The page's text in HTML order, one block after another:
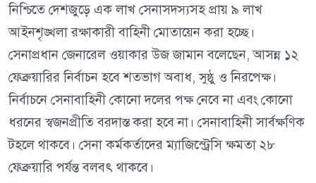
নিশ্চিতে দেশজুড়ে এক লাখ সেনাসদস্যসহ প্রায় ৯ লাখ
আইনশৃঙ্খলা রক্ষাকারী বাহিনী মোতায়েন করা হচ্ছে।
সেনাপ্রধান জেনারেল ওয়াকার উজ জামান বলেছেন, আসন্ন ১২
ফেব্রুয়ারির নির্বাচন হবে শতভাগ অবাধ, সুষ্ঠু ও নিরপেক্ষ।
নির্বাচনে সেনাবাহিনী কোনো দলের পক্ষ নেবে না এবং কোনো
ধরনের স্বজনপ্রীতি বরদাস্ত করা হবে না। সেনাবাহিনী সার্বক্ষণিক
টহলে থাকবে। সেনা কর্মকর্তাদের ম্যাজিস্ট্রেসি ক্ষমতা ২৮
ফেব্রুয়ারি পর্যন্ত বলবৎ থাকবে।